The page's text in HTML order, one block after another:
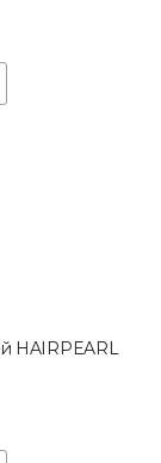
HAIRPEARL